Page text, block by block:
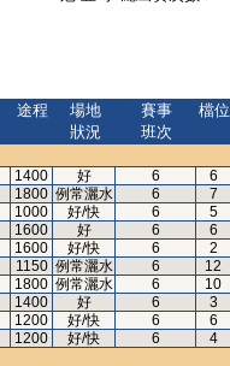
途程
場地
狀況
賽事
班次
檔位
1400 好 6
6
1800 例常灑水 6
7
1000 好/快 6
5
1600 好 6
6
1600 好/快 6
2
1150 例常灑水 6
12
1800 例常灑水 6
10
1400 好 6
3
1200 好/快 6
6
1200 好/快 6
4